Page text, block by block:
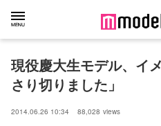
現役慶大生モデル、イ
さり切りました」
2014.06.26 10:34 88,028 views